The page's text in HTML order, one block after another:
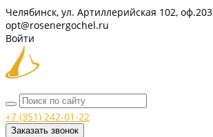
Челябинск, ул. Артиллерийская 102, оф.203
opt@rosenergochel.ru
Войти
+7 (351) 242-01-22
Заказать звонок